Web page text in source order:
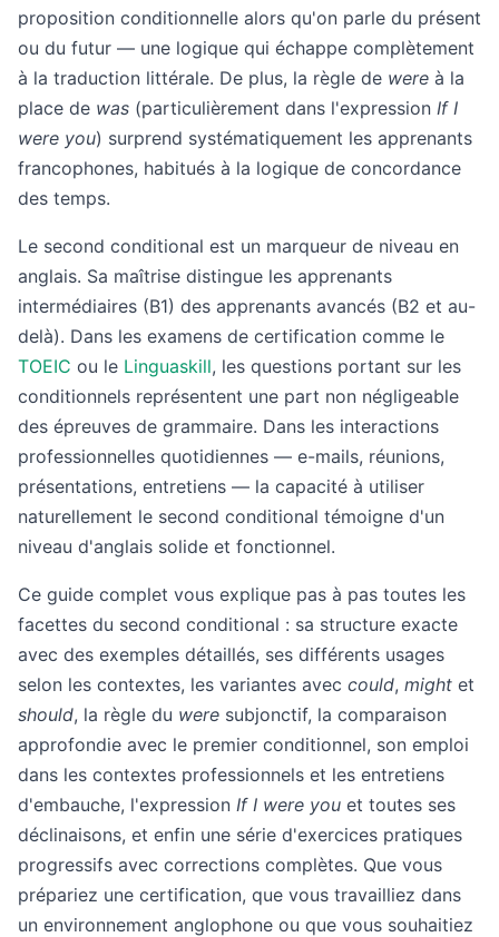
proposition conditionnelle alors qu'on parle du présent
ou du futur — une logique qui échappe complètement
à la traduction littérale. De plus, la règle de were à la
place de was (particulièrement dans l'expression If I
were you) surprend systématiquement les apprenants
francophones, habitués à la logique de concordance
des temps.
Le second conditional est un marqueur de niveau en
anglais. Sa maîtrise distingue les apprenants
intermédiaires (B1) des apprenants avancés (B2 et au-
delà). Dans les examens de certification comme le
TOEIC ou le Linguaskill, les questions portant sur les
conditionnels représentent une part non négligeable
des épreuves de grammaire. Dans les interactions
professionnelles quotidiennes — e-mails, réunions,
présentations, entretiens — la capacité à utiliser
naturellement le second conditional témoigne d'un
niveau d'anglais solide et fonctionnel.
Ce guide complet vous explique pas à pas toutes les
facettes du second conditional : sa structure exacte
avec des exemples détaillés, ses différents usages
selon les contextes, les variantes avec could, might et
should, la règle du were subjonctif, la comparaison
approfondie avec le premier conditionnel, son emploi
dans les contextes professionnels et les entretiens
d'embauche, l'expression If I were you et toutes ses
déclinaisons, et enfin une série d'exercices pratiques
progressifs avec corrections complètes. Que vous
prépariez une certification, que vous travailliez dans
un environnement anglophone ou que vous souhaitiez